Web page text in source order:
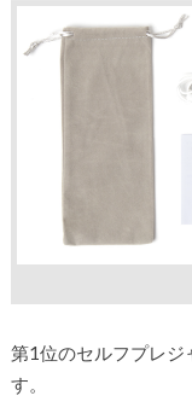
第1位のセルフプレジ
す。